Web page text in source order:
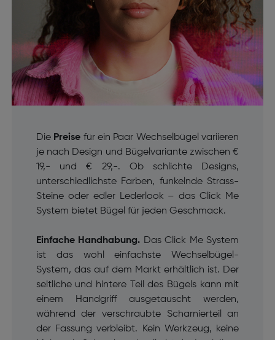
Die Preise für ein Paar Wechselbügel variieren
je nach Design und Bügelvariante zwischen €
19,- und € 29,-. Ob schlichte Designs,
unterschiedlichste Farben, funkelnde Strass-
Steine oder edler Lederlook – das Click Me
System bietet Bügel für jeden Geschmack.
Einfache Handhabung. Das Click Me System
ist das wohl einfachste Wechselbügel-
System, das auf dem Markt erhältlich ist. Der
seitliche und hintere Teil des Bügels kann mit
einem Handgriff ausgetauscht werden,
während der verschraubte Scharnierteil an
der Fassung verbleibt.
Kein Werkzeug, keine